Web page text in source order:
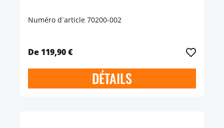
Numéro d´article 70200-002
De 119,90 €
DÉTAILS